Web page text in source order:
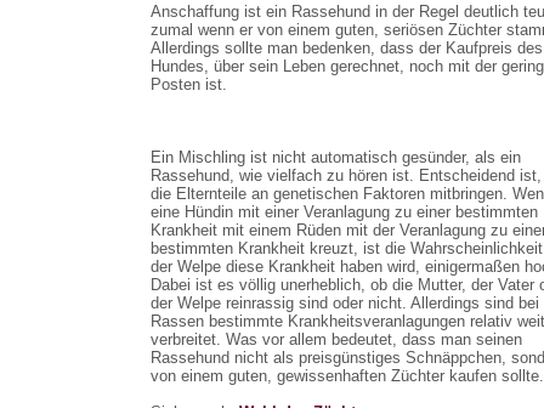
Anschaffung ist ein Rassehund in der Regel deutlich
zumal wenn er von einem guten, seriösen Züchter
Allerdings sollte man bedenken, dass der Kaufpreis des
Hundes, über sein Leben gerechnet, noch mit der
Posten ist.
Ein Mischling ist nicht automatisch gesünder, als ein
Rassehund, wie vielfach zu hören ist. Entscheidend
die Elternteile an genetischen Faktoren mitbringen.
eine Hündin mit einer Veranlagung zu einer bestimmten
Krankheit mit einem Rüden mit der Veranlagung zu
bestimmten Krankheit kreuzt, ist die
der Welpe diese Krankheit haben wird, einigermaßen
Dabei ist es völlig unerheblich, ob die Mutter, der Vater
der Welpe reinrassig sind oder nicht. Allerdings sind bei
Rassen bestimmte Krankheitsveranlagungen relativ weit
verbreitet. Was vor allem bedeutet, dass man seinen
Rassehund nicht als preisgünstiges Schnäppchen,
von einem guten, gewissenhaften Züchter kaufen sollte.